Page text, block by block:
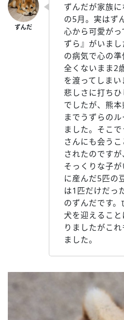
ずんだが家族
の5月。実はず
心から可愛がっ
ずら』がいま
の病気で心の
全くないまま2
を渡ってしま
悲しさに打ち
でしたが、熊
までうずらの
ました。そこ
さんにも会う
されたのです
そっくりな子
に産んだ5匹の
は1匹だけだっ
のずんだです
犬を迎えるこ
りましたがこ
ました。